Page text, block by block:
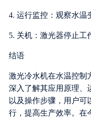
4. 运行监控：观察水温
5. 关机：激光器停止工
结语
激光冷水机在水温控制
深入了解其应用原理、
以及操作步骤，用户可
行，提高生产效率。在